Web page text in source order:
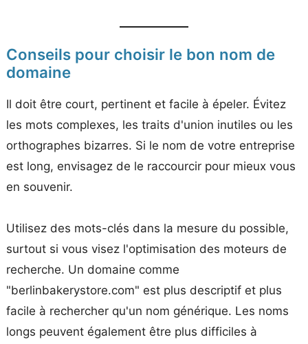
Conseils pour choisir le bon nom de
domaine
Il doit être court, pertinent et facile à épeler. Évitez
les mots complexes, les traits d'union inutiles ou les
orthographes bizarres. Si le nom de votre entreprise
est long, envisagez de le raccourcir pour mieux vous
en souvenir.
Utilisez des mots-clés dans la mesure du possible,
surtout si vous visez l'optimisation des moteurs de
recherche. Un domaine comme
"berlinbakerystore.com" est plus descriptif et plus
facile à rechercher qu'un nom générique. Les noms
longs peuvent également être plus difficiles à